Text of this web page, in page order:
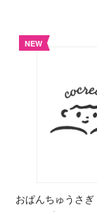
NEW
おぱんちゅうさ